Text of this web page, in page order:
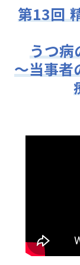
第13回
うつ病
～当事者